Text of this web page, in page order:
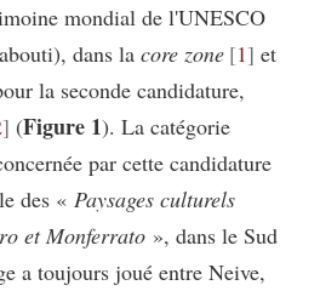
mondial de l'UNESCO
dans la core zone 1 et
la seconde candidature,
(Figure 1). La catégorie
par cette candidature
des « Paysages culturels
et Monferrato », dans le Sud
a toujours joué entre Neive,